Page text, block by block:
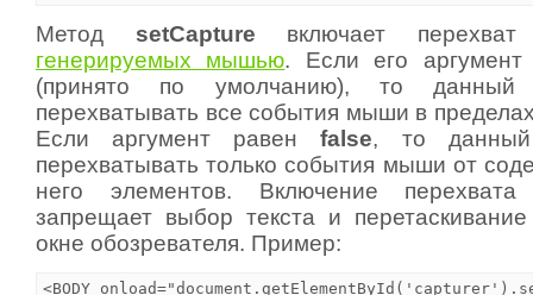
Метод setCapture включает
генерируемых мышью. Если его
(принято по умолчанию), то данный
перехватывать все события мыши в
Если аргумент равенfalse, то данный
перехватывать только события мыши от
него элементов. Включение
запрещает выбор текста и
окне обозревателя. Пример:
<BODY